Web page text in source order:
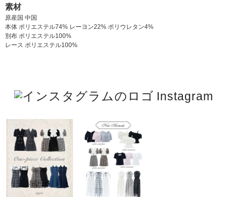
素材
原産国 中国
本体 ポリエステル74% レーヨン22% ポリウレタン4%
別布 ポリエステル100%
レース ポリエステル100%
Instagram